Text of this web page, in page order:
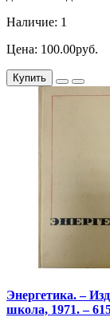
Наличие: 1
Цена: 100.00руб.
Купить
Энергетика. –
школа, 1971. –